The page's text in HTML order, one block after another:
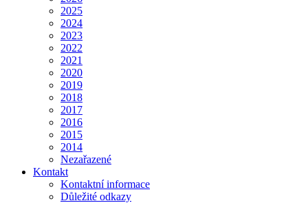
2025
2024
2023
2022
2021
2020
2019
2018
2017
2016
2015
2014
Nezařazené
Kontakt
Kontaktní informace
Důležité odkazy